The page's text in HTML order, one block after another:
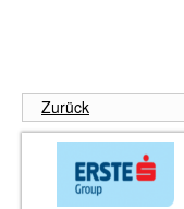
Zurück